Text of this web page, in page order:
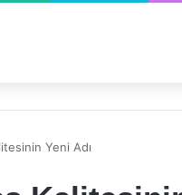
Yeni Adı